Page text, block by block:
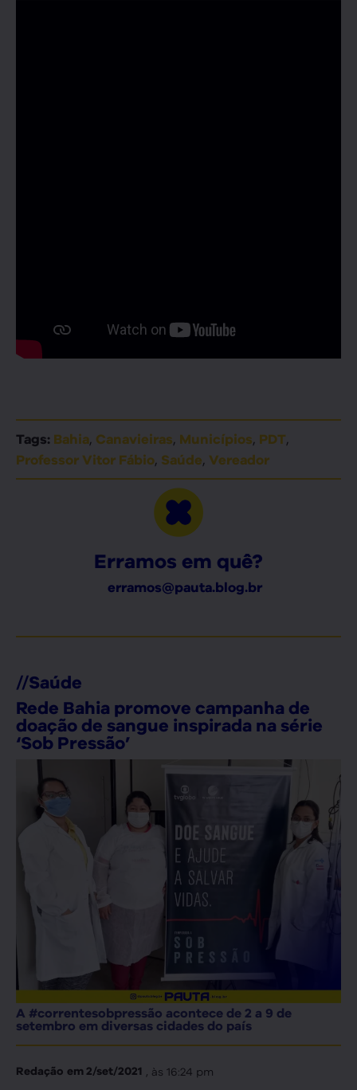
Tags: Bahia, Canavieiras, Municípios, PDT,
Professor Vitor Fábio, Saúde, Vereador
Erramos em quê?
erramos@pauta.blog.br
//Saúde
Rede Bahia promove campanha de
doação de sangue inspirada na série
‘Sob Pressão’
A #correntesobpressão acontece de 2 a 9 de
setembro em diversas cidades do país
Redação em 2/set/2021 , às 16:24 pm